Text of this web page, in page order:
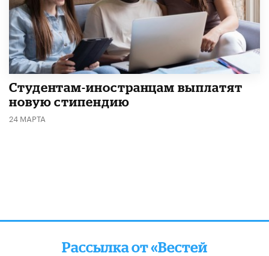
Студентам-иностранцам выплатят
новую стипендию
24 МАРТА
Рассылка от «Вестей